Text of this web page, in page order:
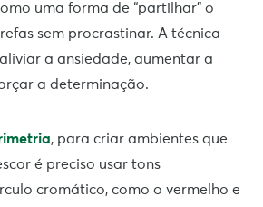
uma forma de “partilhar” o
sem procrastinar. A técnica
a ansiedade, aumentar a
a determinação.
, para criar ambientes que
é preciso usar tons
cromático, como o vermelho e